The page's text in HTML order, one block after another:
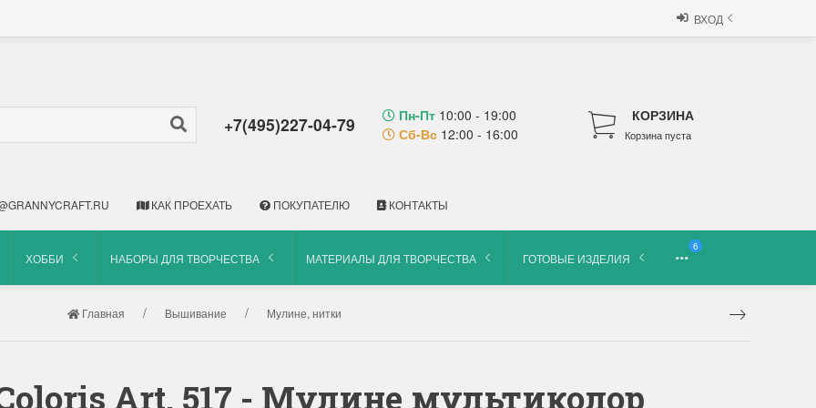
ВХОД
+7(495)227-04-79 Пн-Пт 10:00 - 19:00
Сб-Вс 12:00 - 16:00
КОРЗИНА
Корзина пуста
КАК ПРОЕХАТЬ ПОКУПАТЕЛЮ КОНТАКТЫ
ХОББИ НАБОРЫ ДЛЯ ТВОРЧЕСТВА МАТЕРИАЛЫ ДЛЯ ТВОРЧЕСТВА ГОТОВЫЕ ИЗДЕЛИЯ
6
Главная Вышивание Мулине, нитки
Art. 517 - Мулине мультиколор